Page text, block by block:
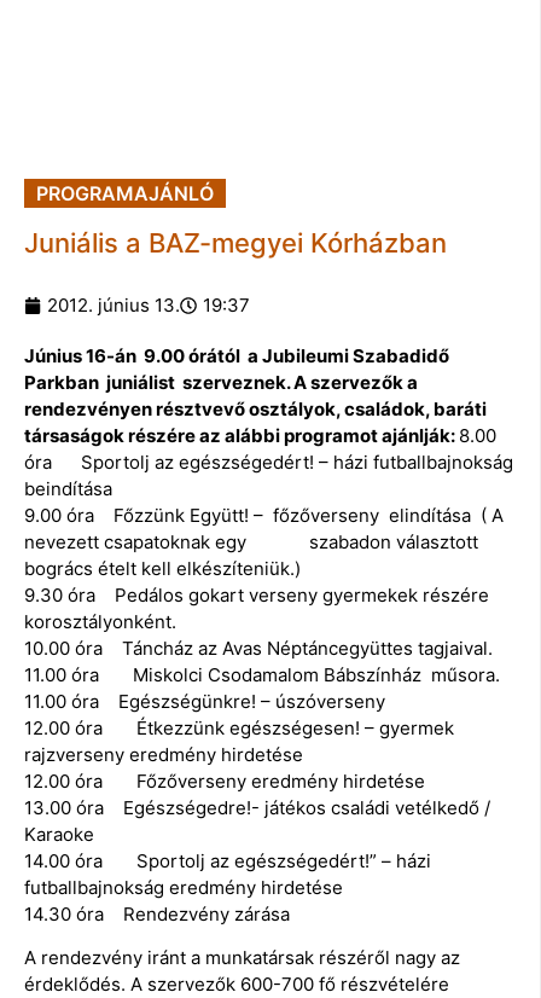
PROGRAMAJÁNLÓ
Juniális a BAZ-megyei Kórházban
2012. június 13. 19:37
Június 16-án 9.00 órától a Jubileumi Szabadidő
Parkban juniálist szerveznek. A szervezők a
rendezvényen résztvevő osztályok, családok, baráti
társaságok részére az alábbi programot ajánlják: 8.00
óra Sportolj az egészségedért! – házi futballbajnokság
beindítása
9.00 óra Főzzünk Együtt! – főzőverseny elindítása ( A
nevezett csapatoknak egy szabadon választott
bogrács ételt kell elkészíteniük.)
9.30 óra Pedálos gokart verseny gyermekek részére
korosztályonként.
10.00 óra Táncház az Avas Néptáncegyüttes tagjaival.
11.00 óra Miskolci Csodamalom Bábszínház műsora.
11.00 óra Egészségünkre! – úszóverseny
12.00 óra Étkezzünk egészségesen! – gyermek
rajzverseny eredmény hirdetése
12.00 óra Főzőverseny eredmény hirdetése
13.00 óra Egészségedre!- játékos családi vetélkedő /
Karaoke
14.00 óra Sportolj az egészségedért!” – házi
futballbajnokság eredmény hirdetése
14.30 óra Rendezvény zárása
A rendezvény iránt a munkatársak részéről nagy az
érdeklődés. A szervezők 600-700 fő részvételére